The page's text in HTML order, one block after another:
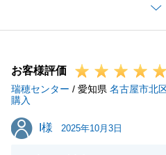
_いつも迅速にご対応いただ
し上げます。
にご連絡下さい。
_改めてこの度はありがとう
お客様評価
瑞穂センター / 愛知県 名古屋市北
購入
I様
I様 2025年10月3日